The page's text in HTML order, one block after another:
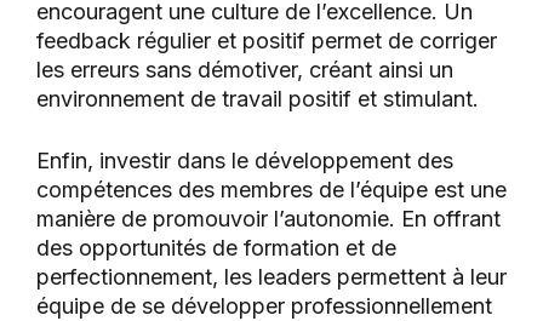
encouragent une culture de l’excellence. Un
feedback régulier et positif permet de corriger
les erreurs sans démotiver, créant ainsi un
environnement de travail positif et stimulant.
Enfin, investir dans le développement des
compétences des membres de l’équipe est une
manière de promouvoir l’autonomie. En offrant
des opportunités de formation et de
perfectionnement, les leaders permettent à leur
équipe de se développer professionnellement